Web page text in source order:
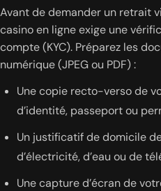
Avant de demander un retrait
casino en ligne exige une
compte (KYC). Préparez les
numérique (JPEG ou PDF) :
Une copie recto-verso de
d’identité, passeport ou
Un justificatif de domicile
d’électricité, d’eau ou de
Une capture d’écran de